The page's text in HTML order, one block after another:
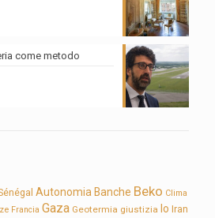
come metodo
Autonomia Banche Beko Clima
Francia Gaza Geotermia giustizia Io Iran